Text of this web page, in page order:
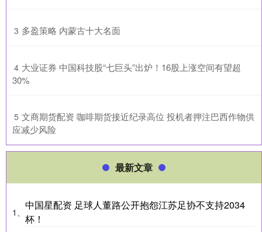
3 ​多盈策略 内蒙古十大名面
4 ​大业证券 中国科技股“七巨头”出炉！16股上涨空间有望超
30%
5 ​文商期货配资 咖啡期货接近纪录高位 投机者押注巴西作物供
应减少风险
最新文章
1、
中国星配资 足球人董路公开抱怨江苏足协不支持2034
杯！